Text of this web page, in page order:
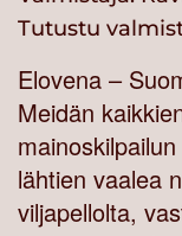
Tutustu
Elovena –
Meidän
lähtien vaalea
viljapellolta,